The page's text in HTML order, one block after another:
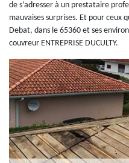
de s’adresser à un prestataire
mauvaises surprises. Et pour ceux
Debat, dans le 65360 et ses
couvreur ENTREPRISE DUCULTY.